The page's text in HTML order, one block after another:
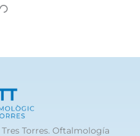
Torres. Oftalmología